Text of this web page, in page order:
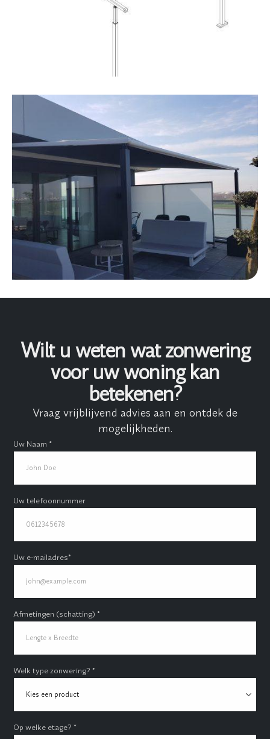
Wilt u weten wat zonwering
voor uw woning kan
betekenen?
Vraag vrijblijvend advies aan en ontdek de
mogelijkheden.
Uw Naam *
Uw telefoonnummer
Uw e-mailadres*
Afmetingen (schatting) *
Welk type zonwering? *
Op welke etage? *